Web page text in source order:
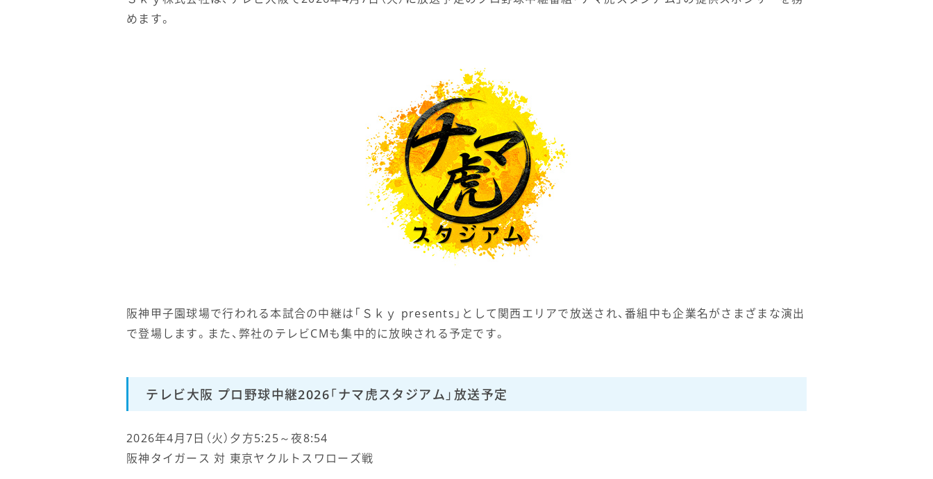
めます。
阪神甲子園球場で行われる本試合の中継は「Ｓｋｙ presents」として関西エリアで放送され、番組中も企業名がさまざまな演出
で登場します。また、弊社のテレビCMも集中的に放映される予定です。
テレビ大阪 プロ野球中継2026「ナマ虎スタジアム」放送予定
2026年4月7日（火）夕方5:25～夜8:54
阪神タイガース 対 東京ヤクルトスワローズ戦